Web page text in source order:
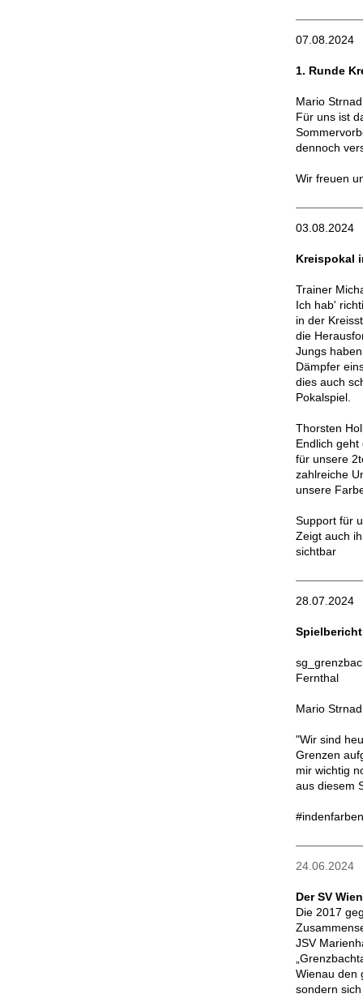
07.08.2024
1. Runde
Mario
Für uns ist
dennoch
Wir freuen
03.08.2024
Kreispokal
Trainer
Ich hab'
in der
die
Jungs
Dämpfer
dies auch
Pokalspiel.
Thorsten
Endlich
für unsere
zahlreiche
unsere
Support für
Zeigt auch
sichtbar
28.07.2024
Fernthal
Mario
"Wir sind
Grenzen
mir wichtig
aus diesem
24.06.2024
Der SV
Die 2017
JSV
Wienau den
sondern